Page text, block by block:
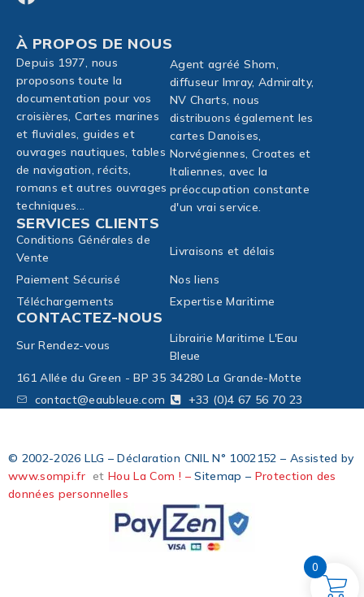
À PROPOS DE NOUS
Depuis 1977, nous
proposons toute la
documentation pour vos
croisières, Cartes marines
et fluviales, guides et
ouvrages nautiques, tables
de navigation, récits,
romans et autres ouvrages
techniques...
Agent agréé Shom,
diffuseur Imray, Admiralty,
NV Charts, nous
distribuons également les
cartes Danoises,
Norvégiennes, Croates et
Italiennes, avec la
préoccupation constante
d'un vrai service.
SERVICES CLIENTS
Conditions Générales de
Vente
Livraisons et délais
Paiement Sécurisé
Nos liens
Téléchargements
Expertise Maritime
CONTACTEZ-NOUS
Sur Rendez-vous
Librairie Maritime L'Eau
Bleue
161 Allée du Green - BP 35 34280 La Grande-Motte
contact@eaubleue.com
+33 (0)4 67 56 70 23
© 2002-2026 LLG – Déclaration CNIL N° 1002152 – Assisted by
www.sompi.fr et Hou La Com ! –Sitemap – Protection des
données personnelles
0